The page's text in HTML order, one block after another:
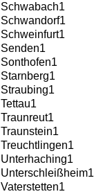
Schwabach1
Schwandorf1
Schweinfurt1
Senden1
Sonthofen1
Starnberg1
Straubing1
Tettau1
Traunreut1
Traunstein1
Treuchtlingen1
Unterhaching1
Unterschleißheim1
Vaterstetten1